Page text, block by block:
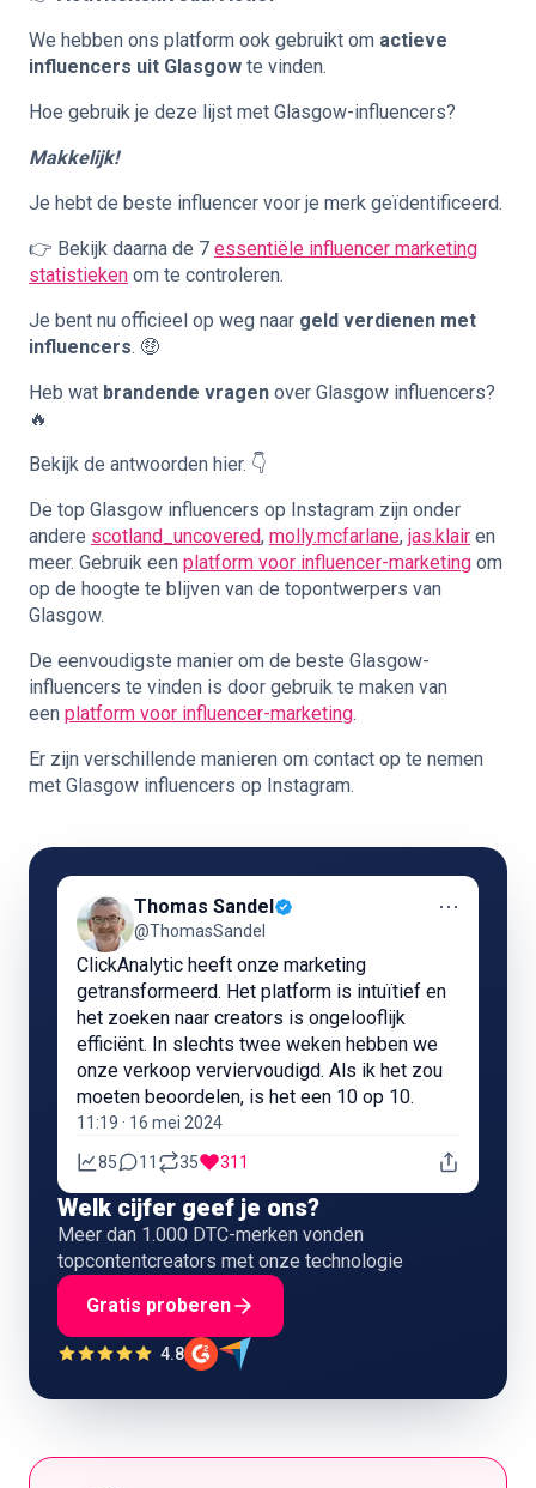
We hebben ons platform ook gebruikt om actieve
influencers uit Glasgow te vinden.
Hoe gebruik je deze lijst met Glasgow-influencers?
Makkelijk!
Je hebt de beste influencer voor je merk geïdentificeerd.
👉 Bekijk daarna de 7 essentiële influencer marketing
statistieken om te controleren.
Je bent nu officieel op weg naar geld verdienen met
influencers. 🤑
Heb wat brandende vragen over Glasgow influencers?
🔥
Bekijk de antwoorden hier. 👇
De top Glasgow influencers op Instagram zijn onder
andere scotland_uncovered, molly.mcfarlane, jas.klair en
meer. Gebruik een platform voor influencer-marketing om
op de hoogte te blijven van de topontwerpers van
Glasgow.
De eenvoudigste manier om de beste Glasgow-
influencers te vinden is door gebruik te maken van
een platform voor influencer-marketing.
Er zijn verschillende manieren om contact op te nemen
met Glasgow influencers op Instagram.
Thomas Sandel
@ThomasSandel
⋯
ClickAnalytic heeft onze marketing
getransformeerd. Het platform is intuïtief en
het zoeken naar creators is ongelooflijk
efficiënt. In slechts twee weken hebben we
onze verkoop verviervoudigd. Als ik het zou
moeten beoordelen, is het een 10 op 10.
11:19 · 16 mei 2024
85 11 35 311
Welk cijfer geef je ons?
Meer dan 1.000 DTC-merken vonden
topcontentcreators met onze technologie
Gratis proberen
4.8